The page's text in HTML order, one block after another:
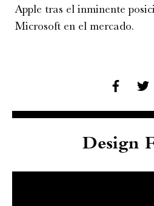
Apple tras el inminente
Microsoft en el mercado.
Design